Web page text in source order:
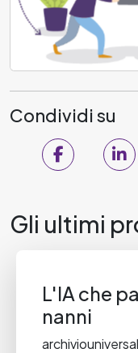
Condividi su
Gli ultimi
L'IA che
nanni